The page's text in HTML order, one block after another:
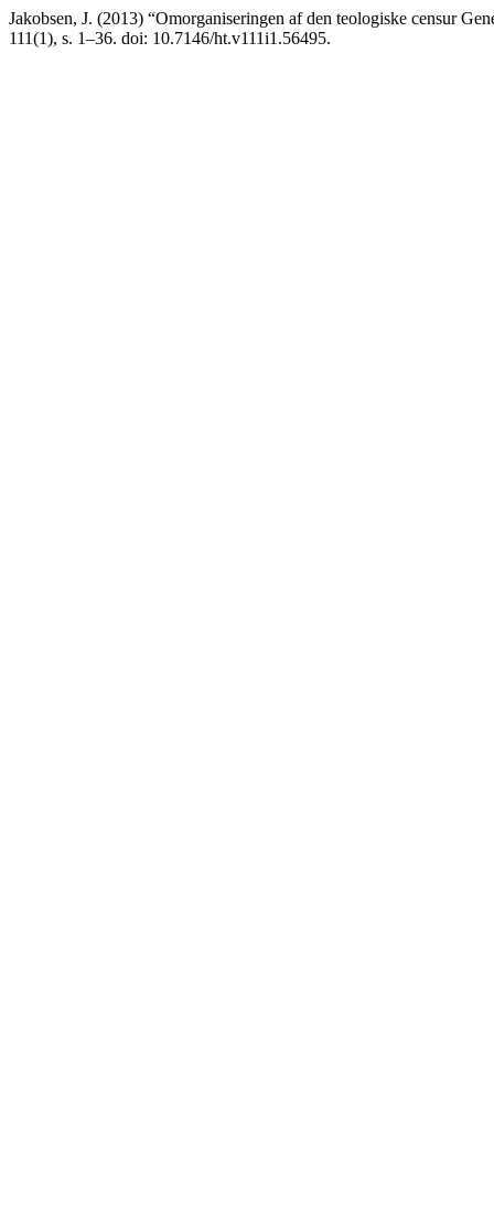
Jakobsen, J. (2013) “Omorganiseringen af den teologiske censur
111(1), s. 1–36. doi: 10.7146/ht.v111i1.56495.